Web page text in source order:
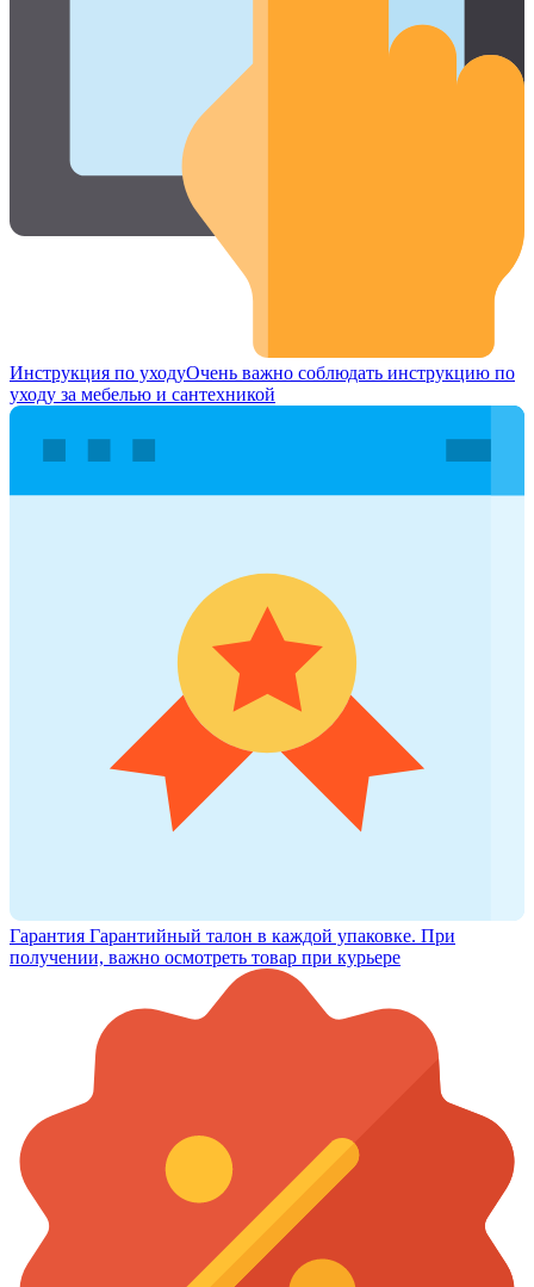
Инструкция по уходуОчень важно соблюдать инструкцию по
уходу за мебелью и сантехникой
Гарантия Гарантийный талон в каждой упаковке. При
получении, важно осмотреть товар при курьере